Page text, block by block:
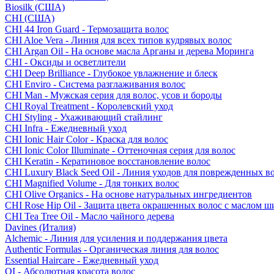
Biosilk (США)
CHI (США)
CHI 44 Iron Guard - Термозащита волос
CHI Aloe Vera - Линия для всех типов кудрявых волос
CHI Argan Oil - На основе масла Арганы и дерева Моринга
CHI - Оксиды и осветлители
CHI Deep Brilliance - Глубокое увлажнение и блеск
CHI Enviro - Система разглаживания волос
CHI Man - Мужская серия для волос, усов и бороды
CHI Royal Treatment - Королевский уход
CHI Styling - Ухаживающий стайлинг
CHI Infra - Ежедневный уход
CHI Ionic Hair Color - Краска для волос
CHI Ionic Color Illuminate - Оттеночная серия для волос
CHI Keratin - Кератиновое восстановление волос
CHI Luxury Black Seed Oil - Линия уходов для поврежденных
CHI Magnified Volume - Для тонких волос
CHI Olive Organics - На основе натуральных ингредиентов
CHI Rose Hip Oil - Защита цвета окрашенных волос с маслом
CHI Tea Tree Oil - Масло чайного дерева
Davines (Италия)
Alchemic - Линия для усиления и поддержания цвета
Authentic Formulas - Органическая линия для волос
Essential Haircare - Eжедневный уход
OI - Абсолютная красота волос